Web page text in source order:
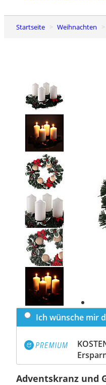
Startseite Weihnachten
Previous
slide
Next
slide
Ich wünsche mir
Adventskranz und